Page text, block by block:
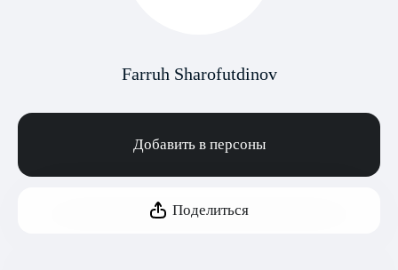
Farruh Sharofutdinov
Добавить в персоны
Поделиться